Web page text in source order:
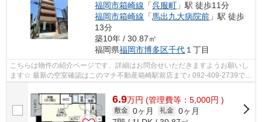
福岡市箱崎線 「呉服町 」駅 徒歩11分
福岡市箱崎線 「馬出九大病院前 」駅 徒歩
13分
築10年 / 30.87㎡
福岡県福岡市博多区千代 １丁目
こちらは物件の紹介ページです、詳細はお問合せいただきますようお願いし
ます☆ 最新の空室確認はこのマチ不動産箱崎駅前店まで♪ 092-409-2739で
6.9万円 (管理費等：5,000円 )
敷金 0ヶ月 礼金 0ヶ月